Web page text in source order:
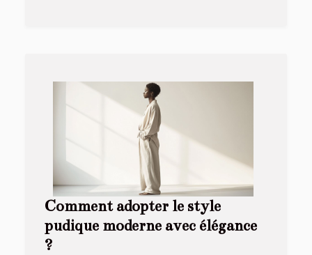
Comment adopter le style
pudique moderne avec élégance
?